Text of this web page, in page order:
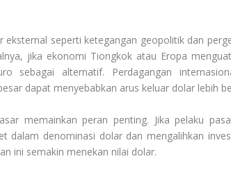
eksternal seperti ketegangan geopolitik dan
jika ekonomi Tiongkok atau Eropa
sebagai alternatif. Perdagangan
dapat menyebabkan arus keluar dolar lebih
memainkan peran penting. Jika pelaku
dalam denominasi dolar dan mengalihkan
ini semakin menekan nilai dolar.